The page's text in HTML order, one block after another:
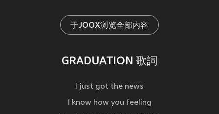
于JOOX浏览全部内容
GRADUATION 歌詞
I just got the news
I know how you feeling